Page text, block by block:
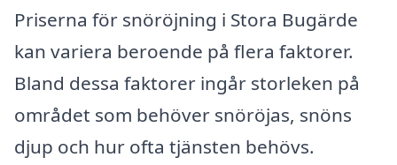
Priserna för snöröjning i Stora Bugärde
kan variera beroende på flera faktorer.
Bland dessa faktorer ingår storleken på
området som behöver snöröjas, snöns
djup och hur ofta tjänsten behövs.